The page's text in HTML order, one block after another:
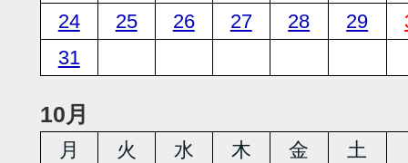
24
25 26 27 28 29
31
10月
月 火 水 木 金 土